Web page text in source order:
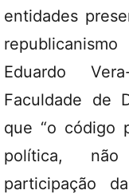
entidades
Eduardo
Faculdade de
que “o código
política,
participação